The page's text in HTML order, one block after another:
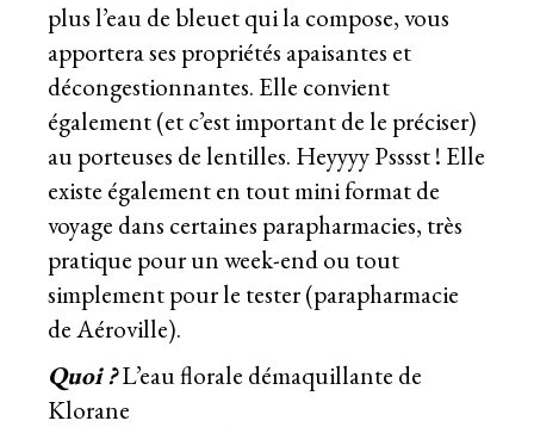
plus l’eau de bleuet qui la compose, vous
apportera ses propriétés apaisantes et
décongestionnantes. Elle convient
également (et c’est important de le préciser)
au porteuses de lentilles. Heyyyy Psssst ! Elle
existe également en tout mini format de
voyage dans certaines parapharmacies, très
pratique pour un week-end ou tout
simplement pour le tester (parapharmacie
de Aéroville).
Quoi ?L’eau florale démaquillante de
Klorane